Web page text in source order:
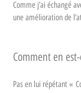
Comme j’ai échangé
une amélioration de
Comment en
Pas en lui répétant «